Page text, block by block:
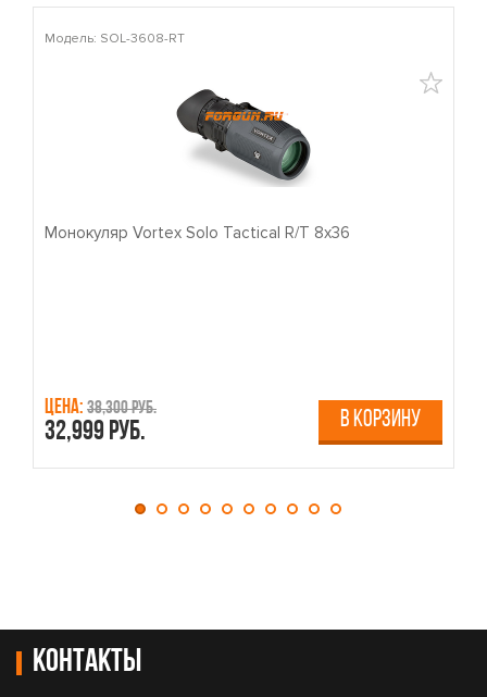
Модель: SOL-3608-RT
Монокуляр Vortex Solo Tactical R/T 8x36
Цена: 38,300 руб.
32,999 руб. В КОРЗИНУ
Контакты